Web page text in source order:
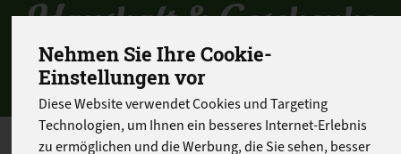
Nehmen Sie Ihre Cookie-
Einstellungen vor
Diese Website verwendet Cookies und Targeting
Technologien, um Ihnen ein besseres Internet-Erlebnis
zu ermöglichen und die Werbung, die Sie sehen, besser
Haushalt & Geschenke